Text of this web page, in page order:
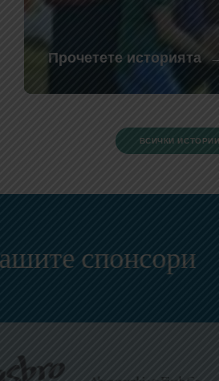
Прочетете историята
ВСИЧКИ ИСТОРИИ
спонсори